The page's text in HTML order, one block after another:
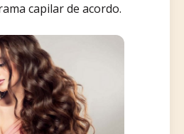
capilar de acordo.